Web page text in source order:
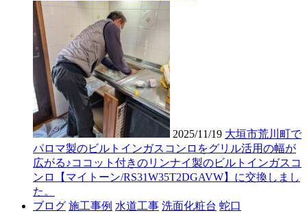
2025/11/19 大垣市荒川町で
パロマ製のビルトインガスコンロをグリル活用の幅が
広がる♪ココット付きのリンナイ製のビルトインガスコ
ンロ【マイトーン/RS31W35T2DGAVW】に交換しまし
た。
ブログ 施工事例 水道工事 洗面化粧台 蛇口